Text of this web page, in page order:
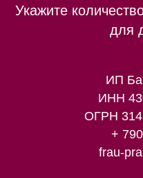
Укажите
для
ИП
ИНН
ОГРН
+
frau-